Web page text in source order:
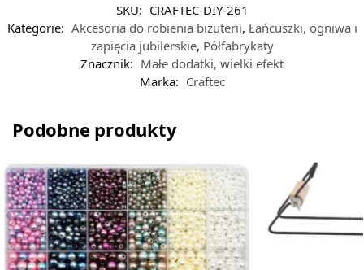
SKU: CRAFTEC-DIY-261
Kategorie: Akcesoria do robienia biżuterii, Łańcuszki, ogniwa i
zapięcia jubilerskie, Półfabrykaty
Znacznik: Małe dodatki, wielki efekt
Marka: Craftec
Podobne produkty